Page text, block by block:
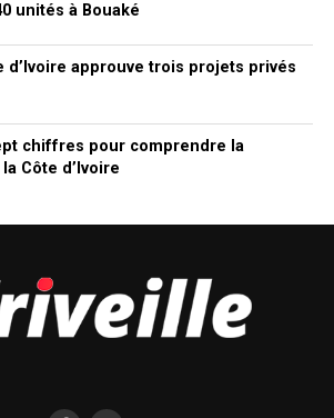
unités à Bouaké
d’Ivoire approuve trois projets privés
chiffres pour comprendre la
Côte d’Ivoire